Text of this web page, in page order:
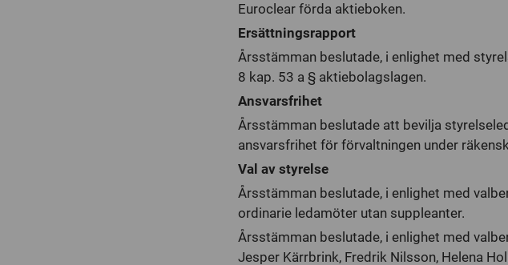
Euroclear förda aktieboken.
Ersättningsrapport
Årsstämman beslutade, i enlighet med
8 kap. 53 a § aktiebolagslagen.
Ansvarsfrihet
Årsstämman beslutade att bevilja
ansvarsfrihet för förvaltningen under
Val av styrelse
Årsstämman beslutade, i enlighet med
ordinarie ledamöter utan suppleanter.
Årsstämman beslutade, i enlighet med
Jesper Kärrbrink, Fredrik Nilsson, Helena